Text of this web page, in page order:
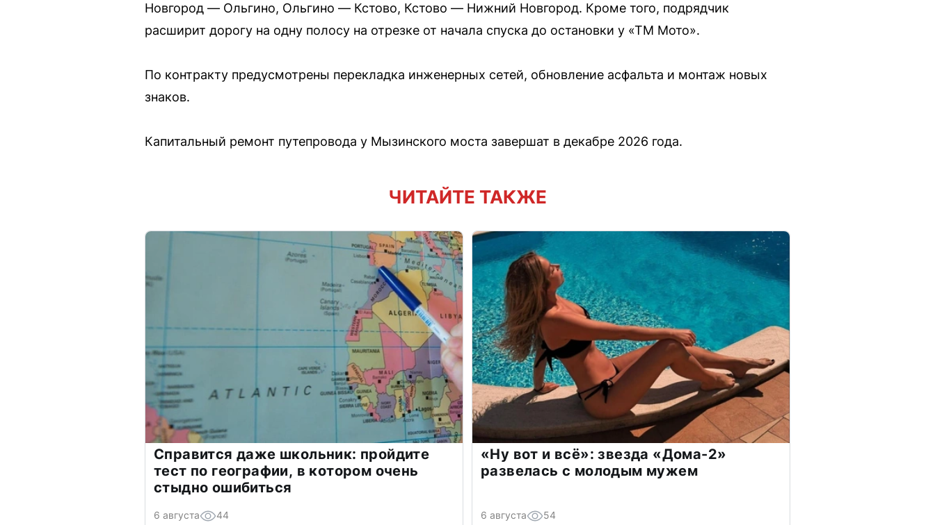
Новгород — Ольгино, Ольгино — Кстово, Кстово — Нижний Новгород. Кроме того, подрядчик
расширит дорогу на одну полосу на отрезке от начала спуска до остановки у «ТМ Мото».
По контракту предусмотрены перекладка инженерных сетей, обновление асфальта и монтаж новых
знаков.
Капитальный ремонт путепровода у Мызинского моста завершат в декабре 2026 года.
ЧИТАЙТЕ ТАКЖЕ
Справится даже школьник: пройдите
тест по географии, в котором очень
стыдно ошибиться
6 августа 44
«Ну вот и всё»: звезда «Дома-2»
развелась с молодым мужем
6 августа 54